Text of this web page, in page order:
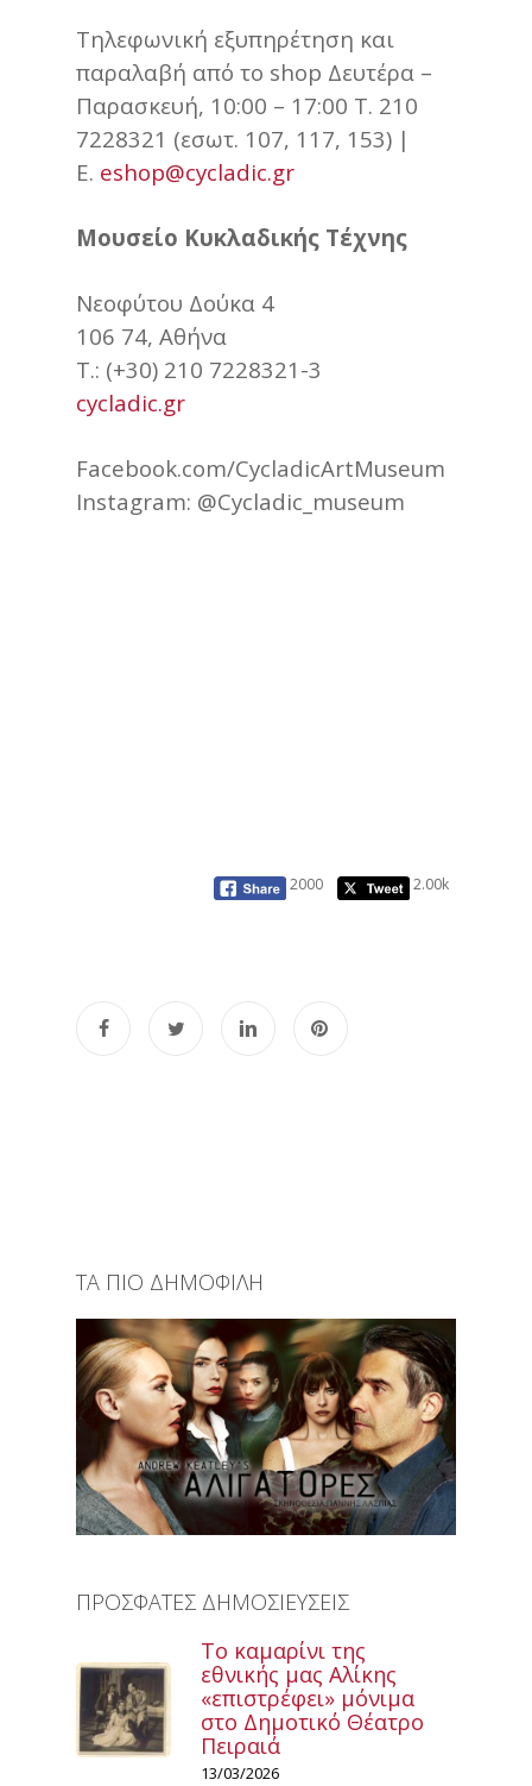
Τηλεφωνική εξυπηρέτηση και
παραλαβή από το shop Δευτέρα –
Παρασκευή, 10:00 – 17:00 Τ. 210
7228321 (εσωτ. 107, 117, 153) |
E. eshop@cycladic.gr
Μουσείο Κυκλαδικής Τέχνης
Νεοφύτου Δούκα 4
106 74, Αθήνα
Τ.: (+30) 210 7228321-3
cycladic.gr
Facebook.com/CycladicArtMuseum
Instagram: @Cycladic_museum
2000 2.00k
ΤΑ ΠΙΟ ΔΗΜΟΦΙΛΗ
ΠΡΟΣΦΑΤΕΣ ΔΗΜΟΣΙΕΥΣΕΙΣ
Το καμαρίνι της
εθνικής μας Αλίκης
«επιστρέφει» μόνιμα
στο Δημοτικό Θέατρο
Πειραιά
13/03/2026